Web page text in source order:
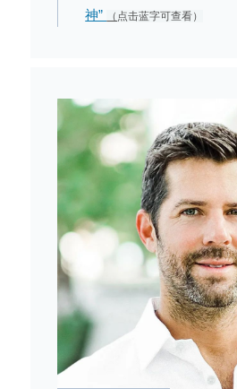
神”
（ 点击蓝字可查看）